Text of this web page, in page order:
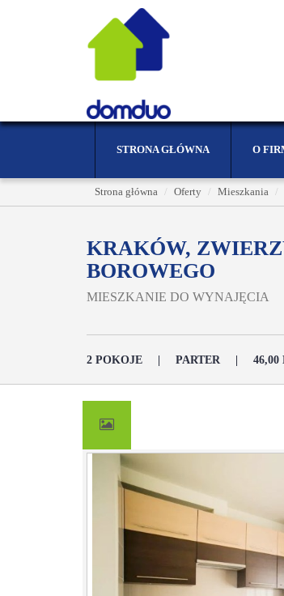
STRONA GŁÓWNA O
Strona główna Oferty Mieszkania
KRAKÓW,
BOROWEGO
MIESZKANIE DO WYNAJĘCIA
2 POKOJE PARTER 46,00